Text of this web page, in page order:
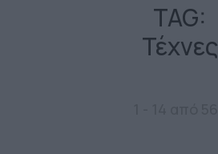
TAG:
Τέχνες